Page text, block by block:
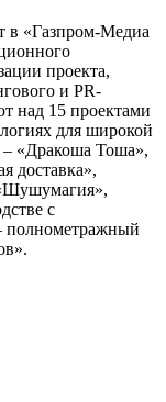
в «Газпром-Медиа
проекта,
и PR-
над 15 проектами
для широкой
– «Дракоша Тоша»,
доставка»,
с
полнометражный